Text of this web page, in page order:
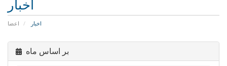
اخبار
اعضا اخبار
بر اساس ماه